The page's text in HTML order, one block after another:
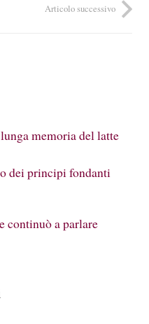
Articolo successivo
memoria del latte
dei principi fondanti
continuò a parlare